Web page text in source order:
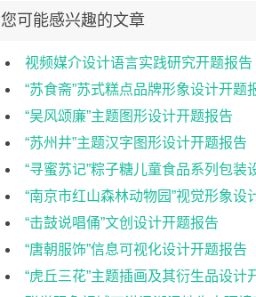
您可能感兴趣的文章
视频媒介设计语言实践研究开题报告
“苏食斋”苏式糕点品牌形象设计开题
“吴风颂廉”主题图形设计开题报告
“苏州井”主题汉字图形设计开题报告
“寻蜜苏记”粽子糖儿童食品系列包装
“南京市红山森林动物园”视觉形象设
“击鼓说唱俑”文创设计开题报告
“唐朝服饰”信息可视化设计开题报告
“虎丘三花”主题插画及其衍生品设计